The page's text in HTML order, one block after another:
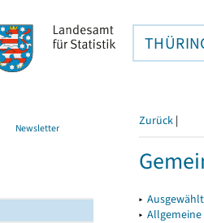
Newsletter Zurück |
▸
▸